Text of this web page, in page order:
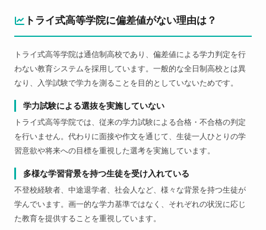
トライ式高等学院に偏差値がない理由は？
トライ式高等学院は通信制高校であり、偏差値による学力判定を行
わない教育システムを採用しています。一般的な全日制高校とは異
なり、入学試験で学力を測ることを目的としていないためです。
学力試験による選抜を実施していない
トライ式高等学院では、従来の学力試験による合格・不合格の判定
を行いません。代わりに面接や作文を通じて、生徒一人ひとりの学
習意欲や将来への目標を重視した選考を実施しています。
多様な学習背景を持つ生徒を受け入れている
不登校経験者、中途退学者、社会人など、様々な背景を持つ生徒が
学んでいます。画一的な学力基準ではなく、それぞれの状況に応じ
た教育を提供することを重視しています。